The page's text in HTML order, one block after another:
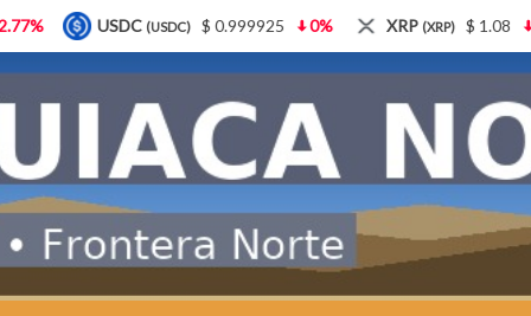
Natación inclusiva en La Quiaca: Celia Zenteno destacó el
La Quiaca defendió la soberanía nacional: el municipio
0.999925 0% XRP(XRP) $ 1.08 3.87% Solana (SOL)